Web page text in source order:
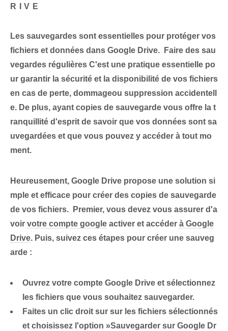
RIVE
Les sauvegardes sont essentielles pour protéger vos
fichiers et données dans Google Drive. ⁣
Faire des sau
vegardes régulières C'est ⁤une pratique essentielle po
ur garantir la sécurité et la disponibilité de vos fichiers
en cas de perte, ⁤dommage⁤ou suppression accidentell
e. De plus, ayant copies de sauvegarde vous offre la t
ranquillité d'esprit de savoir que vos données sont sa
uvegardées et que vous pouvez y accéder à tout mo
ment.
Heureusement, Google Drive propose une solution si
mple et efficace pour créer des copies de sauvegarde
de vos fichiers. ‍
Premier, vous devez vous assurer d'a
voir votre compte google activer ⁤et accéder à Google
Drive. Puis, suivez ces étapes pour créer une sauveg
arde :
Ouvrez votre compte Google Drive et sélectionnez ⁢
les fichiers⁢ que vous souhaitez sauvegarder.
Faites un clic droit sur ⁢sur les fichiers sélectionnés‍
et choisissez l'option ⁤»Sauvegarder ‌sur Google Dr